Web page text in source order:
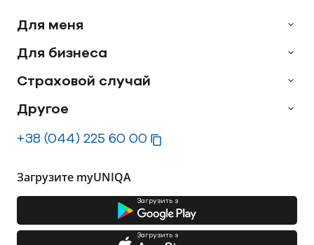
Для меня
Для бизнеса
Страховой случай
Другое
+38 (044) 225 60 00
Загрузите myUNIQA
Загрузить з
Загрузить з